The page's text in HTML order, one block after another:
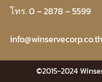
โทร. 0 – 2878 – 5599
info@winservecorp.co.th
©2015-2024